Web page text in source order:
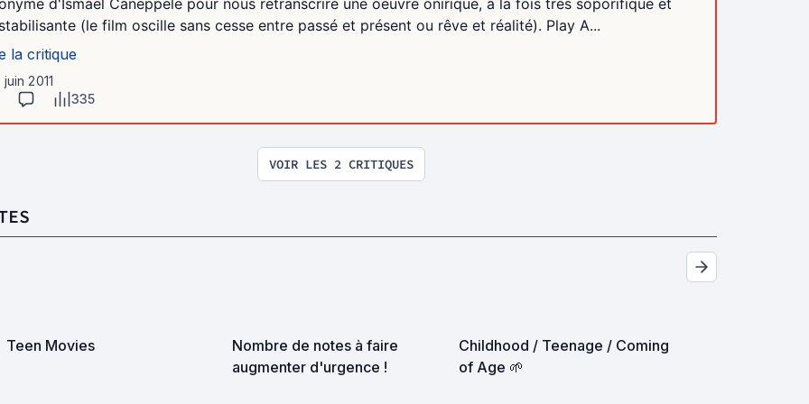
(le film oscille sans cesse entre passé et présent ou rêve et réalité). Play A...
la critique
juin 2011
335
VOIR LES 2 CRITIQUES
Teen Movies
Nombre de notes à faire
augmenter d'urgence !
Childhood / Teenage / Coming
of Age 🌱